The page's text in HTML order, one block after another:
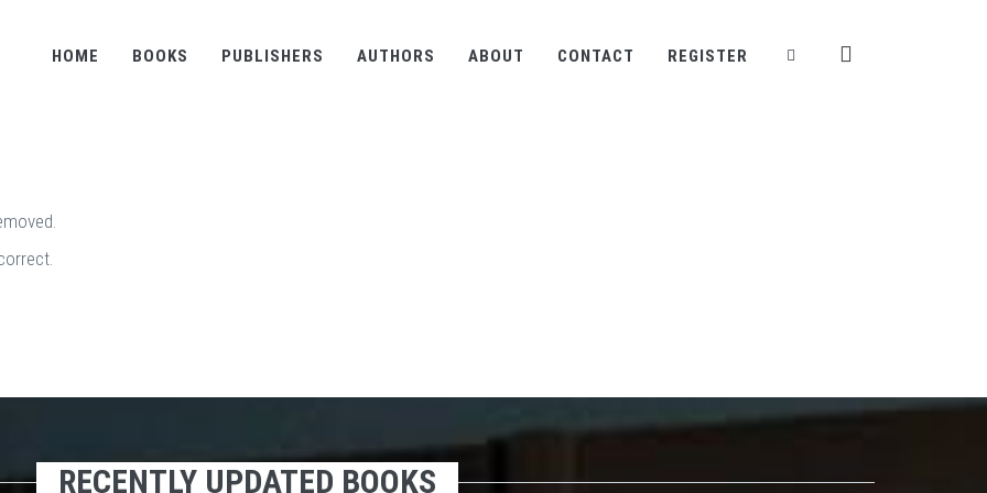
HOME BOOKS PUBLISHERS AUTHORS ABOUT CONTACT REGISTER
RECENTLY UPDATED BOOKS